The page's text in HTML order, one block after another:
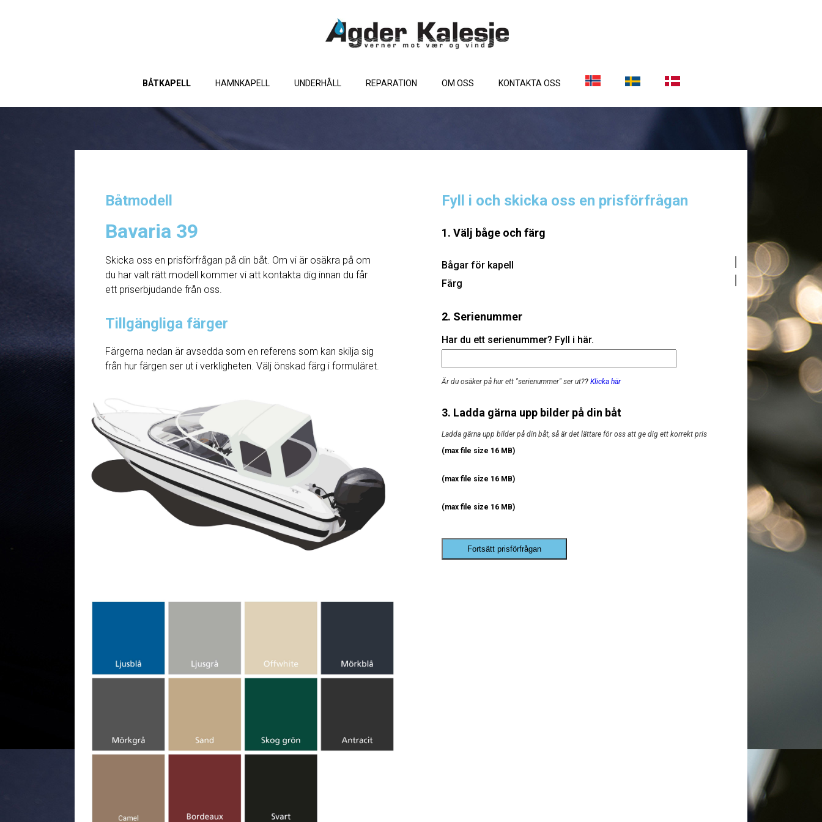
BÅTKAPELL HAMNKAPELL UNDERHÅLL REPARATION OM OSS KONTAKTA OSS
Båtmodell
Bavaria 39
Skicka oss en prisförfrågan på din båt. Om vi ​​är osäkra på om
du har valt rätt modell kommer vi att kontakta dig innan du får
ett priserbjudande från oss.
Tillgängliga färger
Färgerna nedan är avsedda som en referens som kan skilja sig
från hur färgen ser ut i verkligheten. Välj önskad färg i formuläret.
Fyll i och skicka oss en prisförfrågan
1. Välj båge och färg
Bågar för kapell
Färg
2. Serienummer
Har du ett serienummer? Fyll i här.
Är du osäker på hur ett "serienummer" ser ut?? Klicka här
3. Ladda gärna upp bilder på din båt
Ladda gärna upp bilder på din båt, så är det lättare för oss att ge dig ett korrekt pris
(max file size 16 MB)
(max file size 16 MB)
(max file size 16 MB)
Fortsätt prisförfrågan